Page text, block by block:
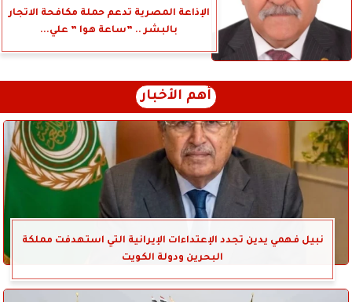
الإذاعة المصرية تدعم حملة مكافحة الاتجار
بالبشر .. ”ساعة هوا ” علي...
أهم الأخبار
نبيل فهمي يدين تجدد الإعتداءات الإيرانية التي استهدفت مملكة
البحرين ودولة الكويت